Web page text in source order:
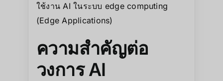
ใช้งาน AI ในระบบ edge computing
(Edge Applications)
ความสำคัญต่อ
วงการ AI